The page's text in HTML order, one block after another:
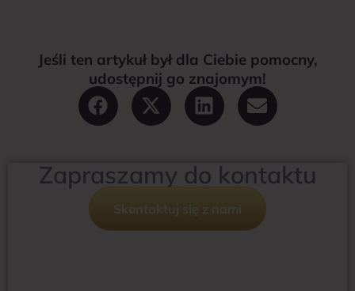
Jeśli ten artykuł był dla Ciebie pomocny,
udostępnij go znajomym!
Zapraszamy do kontaktu
Skontaktuj się z nami